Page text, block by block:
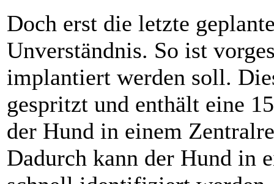
Doch erst die letzte
Unverständnis. So ist
implantiert werden soll.
gespritzt und enthält eine
der Hund in einem
Dadurch kann der Hund in